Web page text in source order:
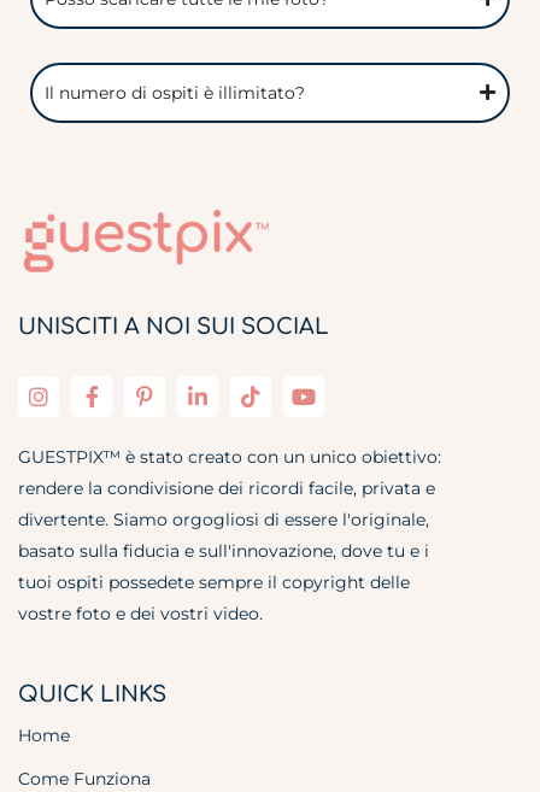
Il numero di ospiti è illimitato?
UNISCITI A NOI SUI SOCIAL
GUESTPIX™ è stato creato con un unico obiettivo:
rendere la condivisione dei ricordi facile, privata e
divertente. Siamo orgogliosi di essere l'originale,
basato sulla fiducia e sull'innovazione, dove tu e i
tuoi ospiti possedete sempre il copyright delle
vostre foto e dei vostri video.
QUICK LINKS
Home
Come Funziona